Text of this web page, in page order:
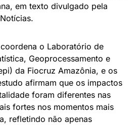
em texto divulgado pela
o Laboratório de
Geoprocessamento e
da Fiocruz Amazônia, e os
afirmam que os impactos
foram diferentes nas
fortes nos momentos mais
refletindo não apenas